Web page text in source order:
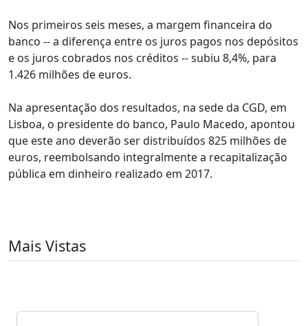
Nos primeiros seis meses, a margem financeira do
banco -- a diferença entre os juros pagos nos depósitos
e os juros cobrados nos créditos -- subiu 8,4%, para
1.426 milhões de euros.
Na apresentação dos resultados, na sede da CGD, em
Lisboa, o presidente do banco, Paulo Macedo, apontou
que este ano deverão ser distribuídos 825 milhões de
euros, reembolsando integralmente a recapitalização
pública em dinheiro realizado em 2017.
Mais Vistas